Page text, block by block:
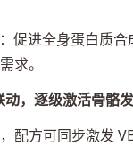
：促进全身蛋白质
求。
，逐级激活骨骼
配方可同步激发